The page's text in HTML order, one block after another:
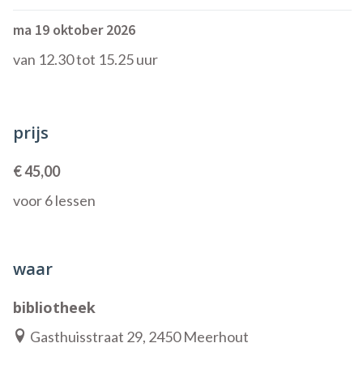
ma 19 oktober 2026
van 12.30tot 15.25 uur
prijs
€ 45,00
voor 6 lessen
waar
bibliotheek
Gasthuisstraat 29, 2450 Meerhout